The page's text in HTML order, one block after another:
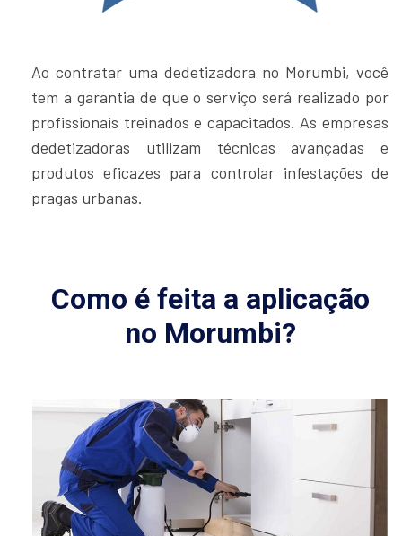
Ao contratar uma dedetizadora no Morumbi, você
tem a garantia de que o serviço será realizado por
profissionais treinados e capacitados. As empresas
dedetizadoras utilizam técnicas avançadas e
produtos eficazes para controlar infestações de
pragas urbanas.
Como é feita a aplicação
no Morumbi?